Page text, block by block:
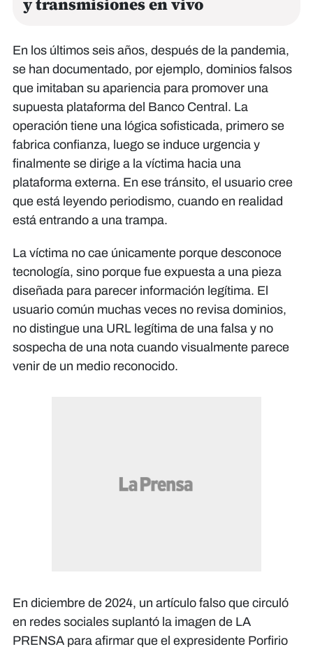
y transmisiones en vivo
En los últimos seis años, después de la pandemia,
se han documentado, por ejemplo, dominios falsos
que imitaban su apariencia para promover una
supuesta plataforma del Banco Central. La
operación tiene una lógica sofisticada, primero se
fabrica confianza, luego se induce urgencia y
finalmente se dirige a la víctima hacia una
plataforma externa. En ese tránsito, el usuario cree
que está leyendo periodismo, cuando en realidad
está entrando a una trampa.
La víctima no cae únicamente porque desconoce
tecnología, sino porque fue expuesta a una pieza
diseñada para parecer información legítima. El
usuario común muchas veces no revisa dominios,
no distingue una URL legítima de una falsa y no
sospecha de una nota cuando visualmente parece
venir de un medio reconocido.
En diciembre de 2024, un artículo falso que circuló
en redes sociales suplantó la imagen de LA
PRENSA para afirmar que el expresidente Porfirio